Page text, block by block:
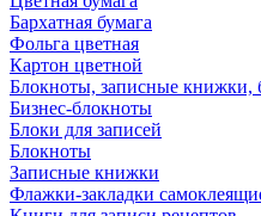
Бархатная бумага
Фольга цветная
Картон цветной
Блокноты, записные книжки,
Бизнес-блокноты
Блоки для записей
Блокноты
Записные книжки
Флажки-закладки